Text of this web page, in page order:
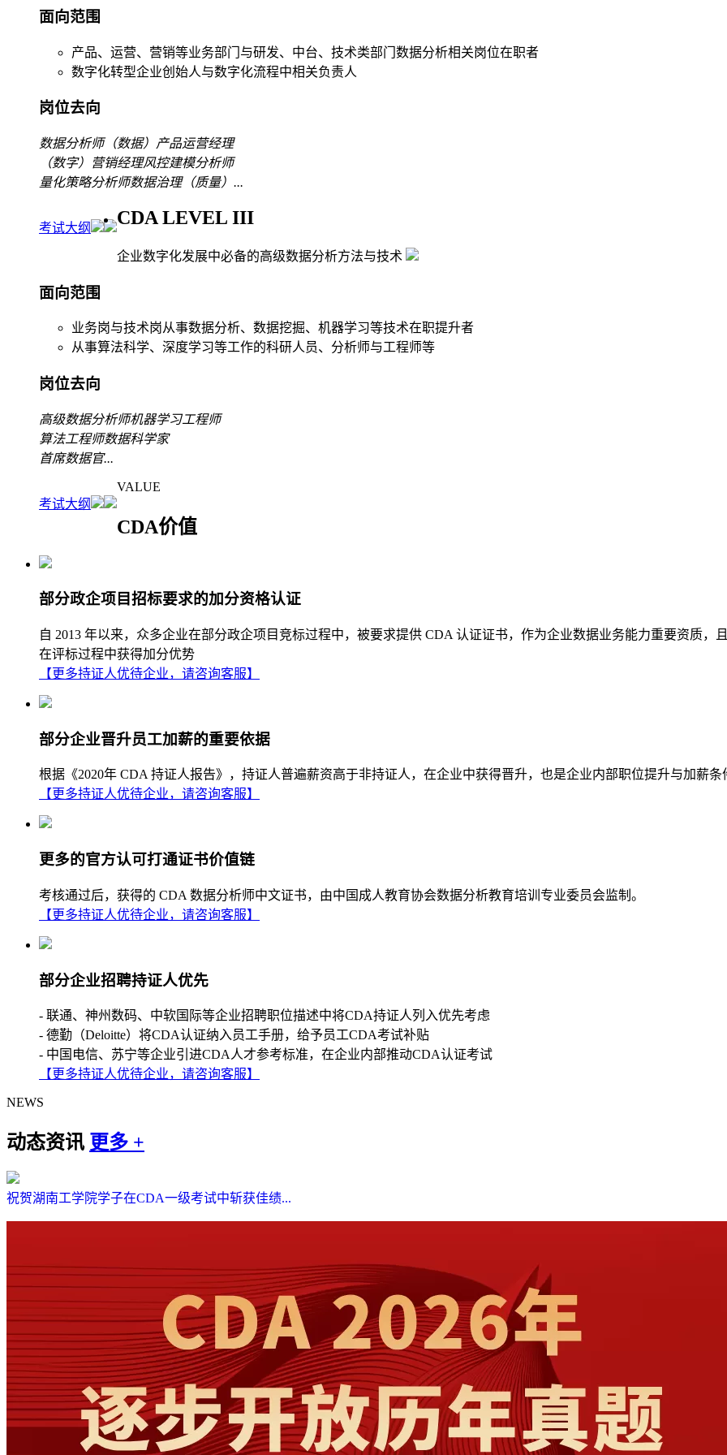
面向范围
产品、运营、营销等业务部门与研发、中台、技术类部门数据分析相关岗位在职者
数字化转型企业创始人与数字化流程中相关负责人
岗位去向
数据分析师（数据）产品运营经理
（数字）营销经理风控建模分析师
量化策略分析师数据治理（质量） ...
考试大纲 CDA LEVEL III
企业数字化发展中必备的高级数据分析方法与技术
面向范围
业务岗与技术岗从事数据分析、数据挖掘、机器学习等技术在职提升者
从事算法科学、深度学习等工作的科研人员、分析师与工程师等
岗位去向
高级数据分析师机器学习工程师
算法工程师数据科学家
首席数据官...
考试大纲
VALUE
CDA价值
部分政企项目招标要求的加分资格认证
自 2013 年以来，众多企业在部分政企项目竞标过程中，被要求提供 CDA 认证证书，作为企业数据业务能力重要资质
在评标过程中获得加分优势
【更多持证人优待企业，请咨询客服】
部分企业晋升员工加薪的重要依据
根据《2020年 CDA 持证人报告》，持证人普遍薪资高于非持证人，在企业中获得晋升，也是企业内部职位提升与加薪条
【更多持证人优待企业，请咨询客服】
更多的官方认可打通证书价值链
考核通过后，获得的 CDA 数据分析师中文证书，由中国成人教育协会数据分析教育培训专业委员会监制。
【更多持证人优待企业，请咨询客服】
部分企业招聘持证人优先
- 联通、神州数码、中软国际等企业招聘职位描述中将CDA持证人列入优先考虑
- 德勤（Deloitte）将CDA认证纳入员工手册，给予员工CDA考试补贴
- 中国电信、苏宁等企业引进CDA人才参考标准，在企业内部推动CDA认证考试
【更多持证人优待企业，请咨询客服】
NEWS
动态资讯 更多 +
祝贺湖南工学院学子在CDA一级考试中斩获佳绩...